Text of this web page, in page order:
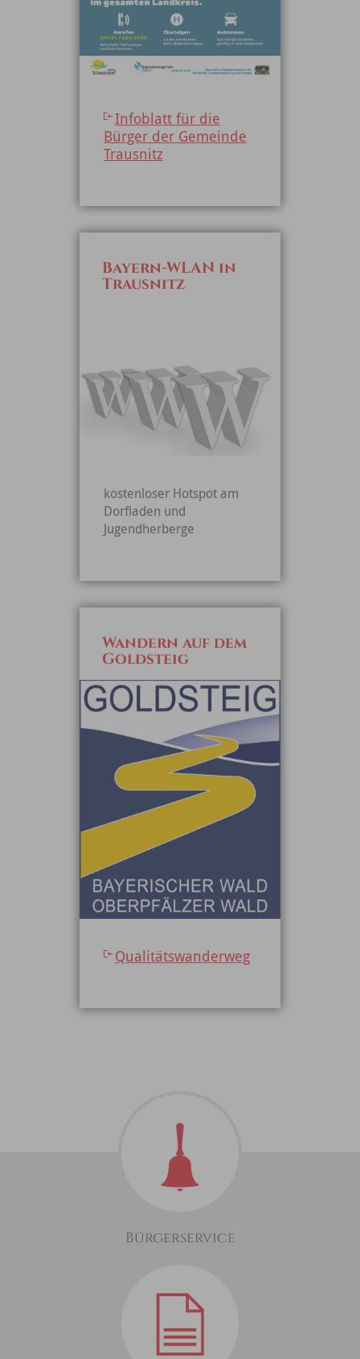
Infoblatt für die
Bürger der Gemeinde
Trausnitz
Bayern-WLAN in
Trausnitz
kostenloser Hotspot am
Dorfladen und
Jugendherberge
Wandern auf dem
Goldsteig
Qualitätswanderweg
Bürgerservice